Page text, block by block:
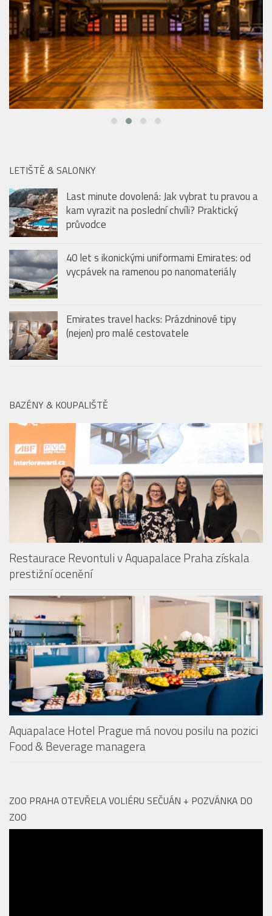
LETIŠTĚ & SALONKY
Last minute dovolená: Jak vybrat tu pravou a
kam vyrazit na poslední chvíli? Praktický
průvodce
40 let s ikonickými uniformami Emirates: od
vycpávek na ramenou po nanomateriály
Emirates travel hacks: Prázdninové tipy
(nejen) pro malé cestovatele
BAZÉNY & KOUPALIŠTĚ
Restaurace Revontuli v Aquapalace Praha získala
prestižní ocenění
Aquapalace Hotel Prague má novou posilu na pozici
Food & Beverage managera
ZOO PRAHA OTEVŘELA VOLIÉRU SEČUÁN + POZVÁNKA DO
ZOO